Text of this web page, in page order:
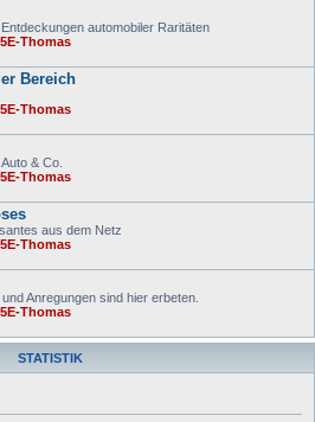
automobiler Raritäten
5E-Thomas
Bereich
5E-Thomas
& Co.
5E-Thomas
aus dem Netz
5E-Thomas
Anregungen sind hier erbeten.
5E-Thomas
STATISTIK